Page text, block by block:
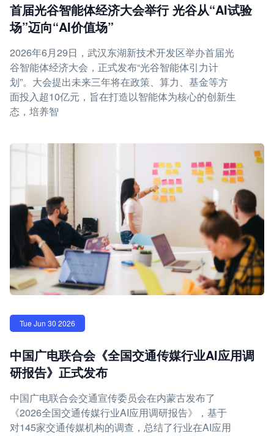
首届光谷智能体经济大会举行 光谷从“AI试验
场”迈向“AI价值场”
2026年6月29日，武汉东湖新技术开发区举办首届光
谷智能体经济大会，正式发布“光谷智能体引力计
划”。大会提出未来三年将在政策、算力、基金等方
面投入超10亿元，旨在打造以智能体为核心的创新生
态，培养智
Tue Jun 30 2026
中国广电联合会《全国交通传媒行业AI应用调
研报告》正式发布
中国广电联合会交通宣传委员会在内蒙古发布了
《2026全国交通传媒行业AI应用调研报告》，基于
对145家交通传媒机构的调查，总结了行业在AI应用